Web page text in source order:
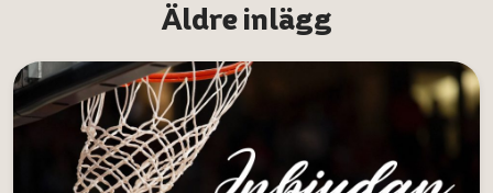
Äldre inlägg